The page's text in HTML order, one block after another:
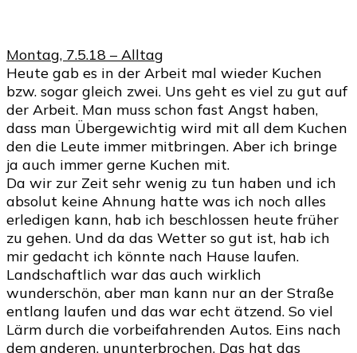
Montag, 7.5.18 – Alltag
Heute gab es in der Arbeit mal wieder Kuchen
bzw. sogar gleich zwei. Uns geht es viel zu gut auf
der Arbeit. Man muss schon fast Angst haben,
dass man Übergewichtig wird mit all dem Kuchen
den die Leute immer mitbringen. Aber ich bringe
ja auch immer gerne Kuchen mit.
Da wir zur Zeit sehr wenig zu tun haben und ich
absolut keine Ahnung hatte was ich noch alles
erledigen kann, hab ich beschlossen heute früher
zu gehen. Und da das Wetter so gut ist, hab ich
mir gedacht ich könnte nach Hause laufen.
Landschaftlich war das auch wirklich
wunderschön, aber man kann nur an der Straße
entlang laufen und das war echt ätzend. So viel
Lärm durch die vorbeifahrenden Autos. Eins nach
dem anderen, ununterbrochen. Das hat das